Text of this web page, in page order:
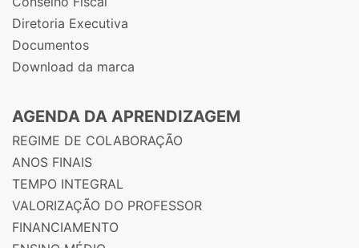
Diretoria Executiva
Documentos
Download da marca
AGENDA DA APRENDIZAGEM
REGIME DE COLABORAÇÃO
ANOS FINAIS
TEMPO INTEGRAL
VALORIZAÇÃO DO PROFESSOR
FINANCIAMENTO